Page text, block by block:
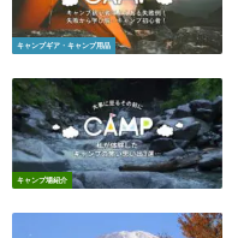
キャンプギア・キャンプ用品
キャンプ場紹介